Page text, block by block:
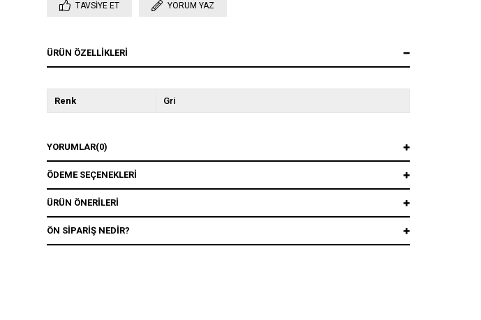
TAVSIYE ET YORUM YAZ
ÜRÜN ÖZELLIKLERI
Renk Gri
YORUMLAR(0)
ÖDEME SEÇENEKLERI
ÜRÜN ÖNERILERI
ÖN SIPARIŞ NEDIR?